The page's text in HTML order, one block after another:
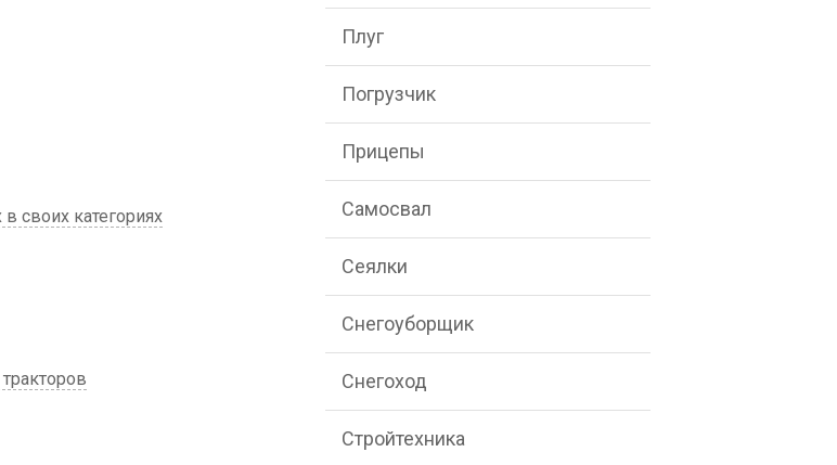
своих категориях
Плуг
Погрузчик
Прицепы
Самосвал
Сеялки
Снегоуборщик
Снегоход
Стройтехника